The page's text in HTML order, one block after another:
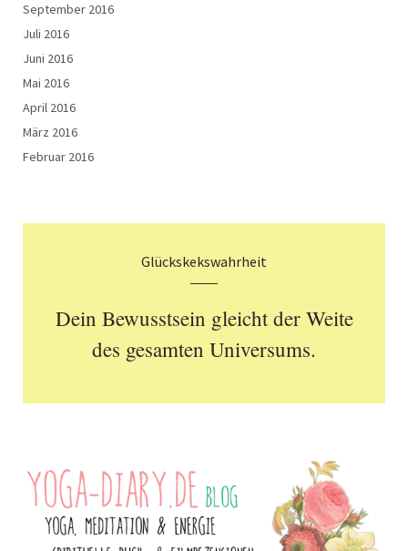
September 2016
Juli 2016
Juni 2016
Mai 2016
April 2016
März 2016
Februar 2016
Glückskekswahrheit
Dein Bewusstsein gleicht der Weite
des gesamten Universums.